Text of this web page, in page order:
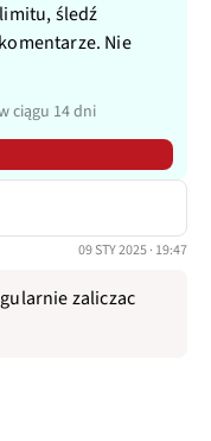
śledź
Nie
ciągu 14 dni
09 STY 2025 · 19:47
zaliczac